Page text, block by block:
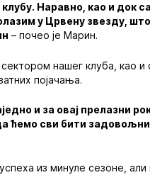
Наравно, као и док
у Црвену звезду,
– почео је Марин.
нашег клуба, као
појачања.
и за овај прелазни
сви бити задовољни
из минуле сезоне, али